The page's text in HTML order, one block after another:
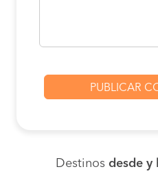
Destinos desde y